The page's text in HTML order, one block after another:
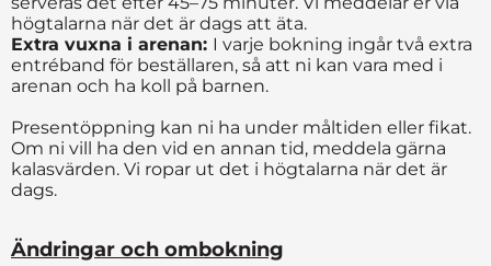
högtalarna när det är dags att äta.
Extra vuxna i arenan: I varje bokning ingår två extra
entréband för beställaren, så att ni kan vara med i
arenan och ha koll på barnen.
Presentöppning kan ni ha under måltiden eller fikat.
Om ni vill ha den vid en annan tid, meddela gärna
kalasvärden. Vi ropar ut det i högtalarna när det är
dags.
Ändringar och ombokning